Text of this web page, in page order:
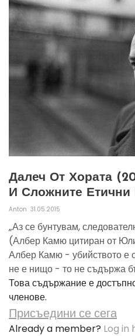
Далеч От Хората
И Сложните Етични
Anton 31.05.2015
„Аз се бунтувам,
(Албер Камю цитиран от
Албер Камю - убийството е
не е нищо - то не съдържа
Това съдържание е
членове.
Присъедини се сега
Already a member? Log in